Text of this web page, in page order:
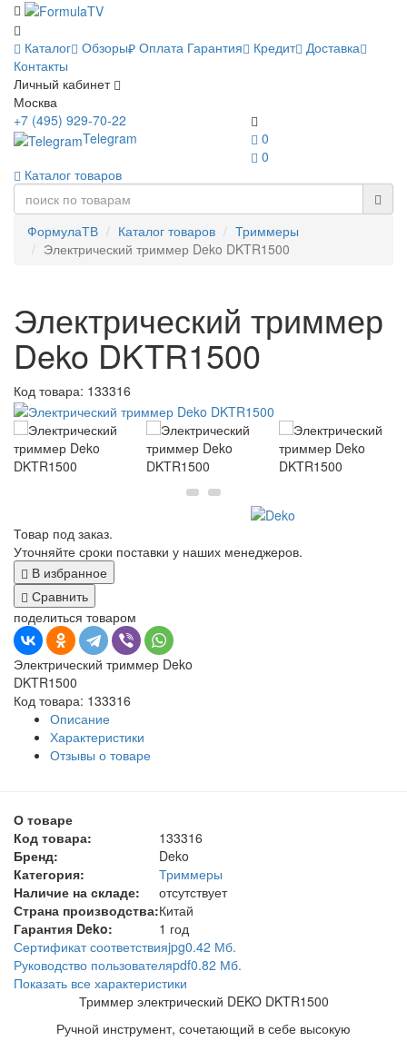
Каталог Обзоры Оплата Гарантия Кредит Доставка
Контакты
Личный кабинет
Москва
0
0
+7 (495) 929-70-22
Telegram
Каталог товаров
ФормулаТВ Каталог товаров
Триммеры
Электрический триммер Deko DKTR1500
Электрический триммер
Deko DKTR1500
Код товара: 133316
Товар под заказ.
Уточняйте сроки поставки у наших менеджеров.
В избранное
Сравнить
поделиться товаром
Электрический триммер Deko
DKTR1500
Код товара: 133316
Описание
Характеристики
Отзывы о товаре
О товаре
Код товара:
133316
Бренд:
Deko
Категория:
Триммеры
Наличие на складе:
отсутствует
Страна производства:Китай
Гарантия Deko:
1 год
Сертификат соответствияjpg0.42 Мб.
Руководство пользователяpdf0.82 Мб.
Показать все характеристики
Триммер электрический DEKO DKTR1500
Ручной инструмент, сочетающий в себе высокую